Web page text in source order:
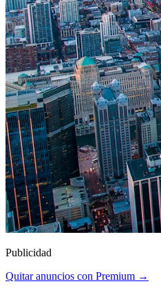
Publicidad
Quitar anuncios con Premium →